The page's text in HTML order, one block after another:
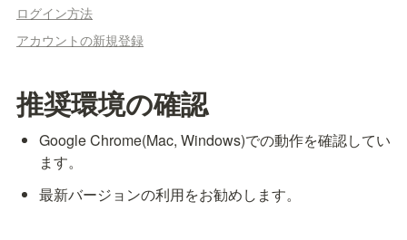
ログイン方法
アカウントの新規登録
推奨環境の確認
Google Chrome(Mac, Windows)での動作を確認してい
ます。
最新バージョンの利用をお勧めします。